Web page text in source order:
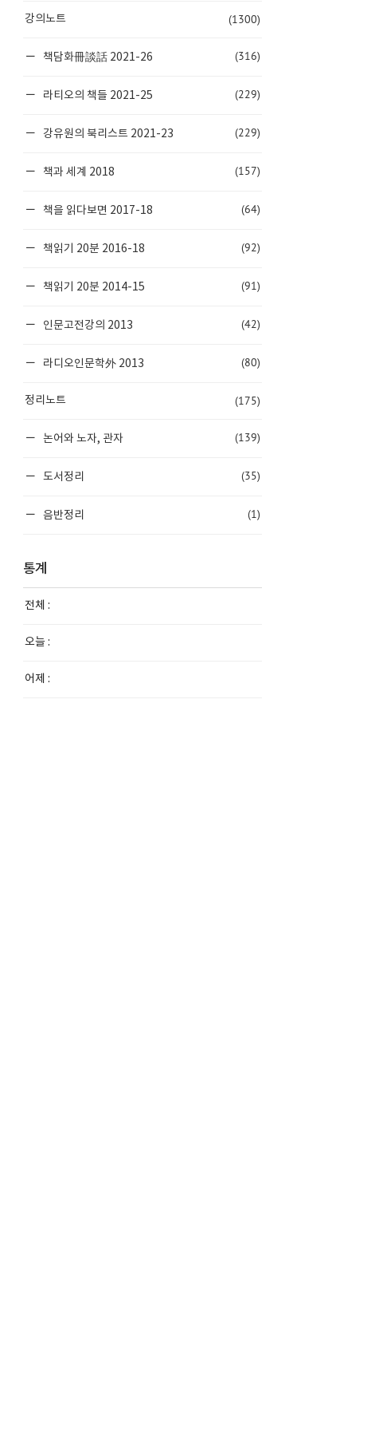
강의노트 (1300)
책담화冊談話 2021-26 (316)
라티오의 책들 2021-25 (229)
강유원의 북리스트 2021-23 (229)
책과 세계 2018 (157)
책을 읽다보면 2017-18 (64)
책읽기 20분 2016-18 (92)
책읽기 20분 2014-15 (91)
인문고전강의 2013 (42)
라디오인문학外 2013 (80)
정리노트 (175)
논어와 노자, 관자 (139)
도서정리 (35)
음반정리 (1)
통계
전체 :
오늘 :
어제 :